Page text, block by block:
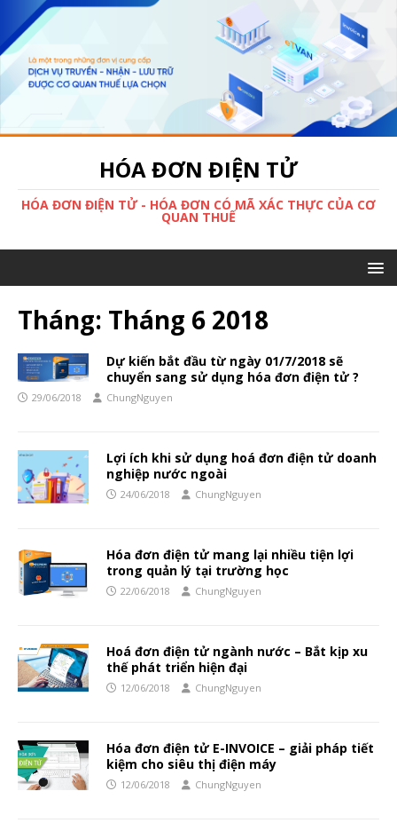
HÓA ĐƠN ĐIỆN TỬ
HÓA ĐƠN ĐIỆN TỬ - HÓA ĐƠN CÓ MÃ XÁC THỰC CỦA CƠ
QUAN THUẾ
Tháng: Tháng 6 2018
Dự kiến bắt đầu từ ngày 01/7/2018 sẽ
chuyển sang sử dụng hóa đơn điện tử ?
29/06/2018 ChungNguyen
Lợi ích khi sử dụng hoá đơn điện tử doanh
nghiệp nước ngoài
24/06/2018 ChungNguyen
Hóa đơn điện tử mang lại nhiều tiện lợi
trong quản lý tại trường học
22/06/2018 ChungNguyen
Hoá đơn điện tử ngành nước – Bắt kịp xu
thế phát triển hiện đại
12/06/2018 ChungNguyen
Hóa đơn điện tử E-INVOICE – giải pháp tiết
kiệm cho siêu thị điện máy
12/06/2018 ChungNguyen